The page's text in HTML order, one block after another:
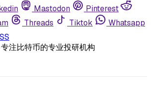
Mastodon
Pinterest
Threads Tiktok
Whatsapp
注比特币的专业投研机构